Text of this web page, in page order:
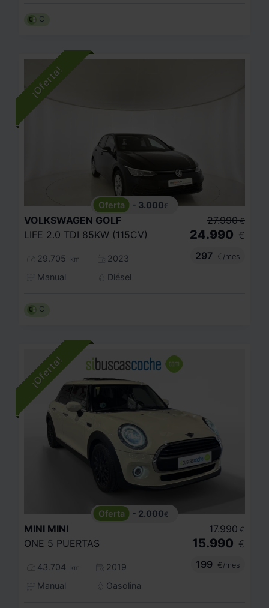
C
- 3.000€
VOLKSWAGEN GOLF
LIFE 2.0 TDI 85KW (115CV)
29.705 km
2023
Manual
Diésel
27.990 €
24.990 €
297
€/mes
C
- 2.000€
MINI MINI
ONE 5 PUERTAS
43.704 km
2019
Manual
Gasolina
17.990 €
15.990 €
199
€/mes